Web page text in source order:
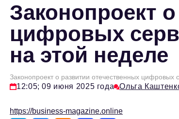
Законопроект
цифровых
на этой неделе
Законопроект о развитии отечественных цифровых
12:05; 09 июня 2025 года Ольга
https://business-magazine.online